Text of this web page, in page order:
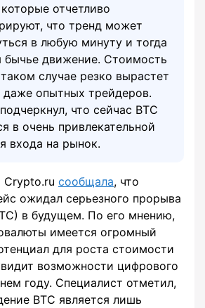
отчетливо
что тренд может
в любую минуту и тогда
бычье движение. Стоимость
случае резко вырастет
даже опытных трейдеров.
что сейчас BTC
в очень привлекательной
входа на рынок.
Crypto.ru сообщала, что
ожидал серьезного прорыва
в будущем. По его мнению,
имеется огромный
для роста стоимости
возможности цифрового
году. Специалист отметил,
BTC является лишь